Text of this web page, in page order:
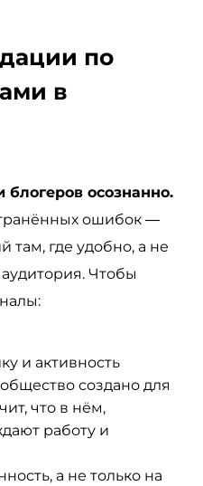
по
в
осознанно.
ошибок —
где удобно, а не
Чтобы
и активность
создано для
что в нём,
работу и
а не только на